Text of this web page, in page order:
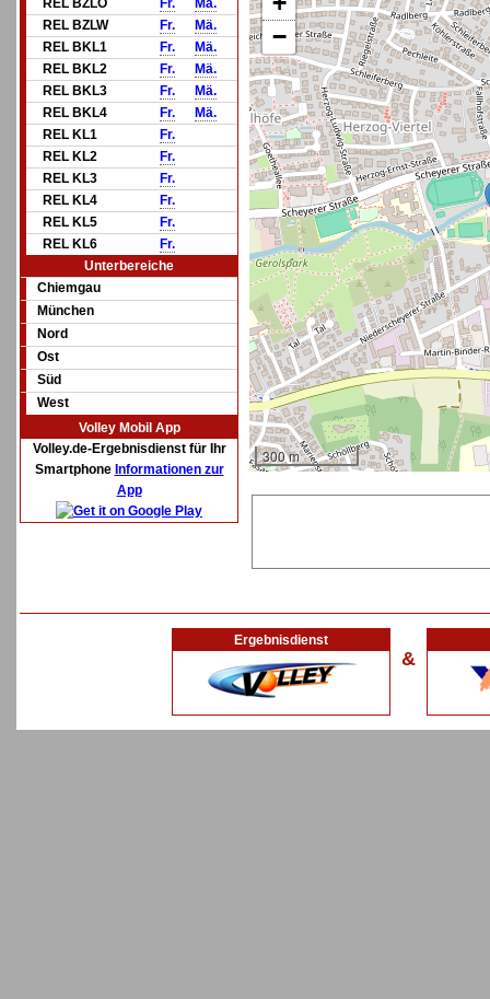
REL BZLO
Fr.
Mä.
REL BZLW
Fr.
Mä.
REL BKL1
Fr.
Mä.
REL BKL2
Fr.
Mä.
REL BKL3
Fr.
Mä.
REL BKL4
Fr.
Mä.
REL KL1
Fr.
REL KL2
Fr.
REL KL3
Fr.
REL KL4
Fr.
REL KL5
Fr.
REL KL6
Fr.
Unterbereiche
Chiemgau
München
Nord
Ost
Süd
West
Volley Mobil App
Volley.de-Ergebnisdienst für Ihr
Smartphone Informationen zur
App
−
300 m
Ergebnisdienst
&